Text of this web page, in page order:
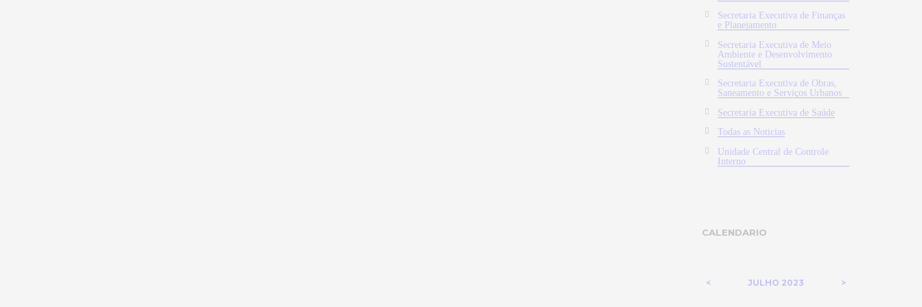
Secretaria Executiva de Finanças
e Planejamento
Secretaria Executiva de Meio
Ambiente e Desenvolvimento
Sustentável
Secretaria Executiva de Obras,
Saneamento e Serviços Urbanos
Secretaria Executiva de Saúde
Todas as Noticias
Unidade Central de Controle
Interno
CALENDARIO
JULHO 2023